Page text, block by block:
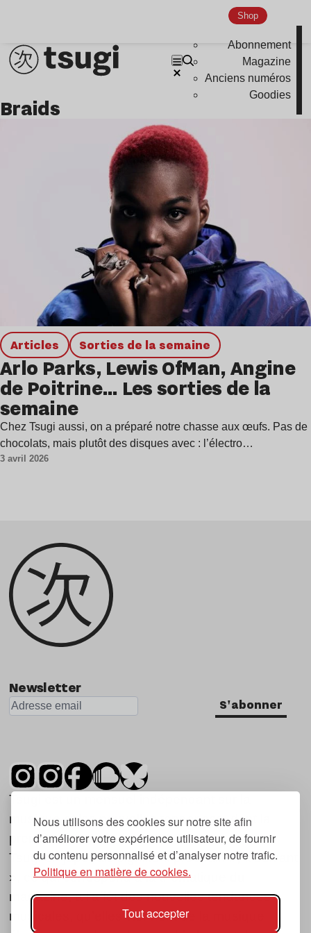
Nous utilisons des cookies sur notre site afin
d’améliorer votre expérience utilisateur, de fournir
du contenu personnalisé et d’analyser notre trafic.
Politique en matière de cookies.
Tout accepter
Shop
Abonnement
Magazine
Anciens numéros
Goodies
braids
Articles Sorties de la semaine
Arlo Parks, Lewis OfMan, Angine
de Poitrine… Les sorties de la
semaine
Chez Tsugi aussi, on a préparé notre chasse aux œufs. Pas de
chocolats, mais plutôt des disques avec : l’électro…
3 avril 2026
Newsletter
S'abonner
Tsugi est un mensuel indépendant sur la
musique et les nouvelles tendances, dont la
première parution date de 2007.
Tsugi en japonais signifie « prochain », « suivant
», ce qui correspond à la thématique du
magazine, à l’affût des nouvelles tendances
musicales, qu’elles viennent de la musique